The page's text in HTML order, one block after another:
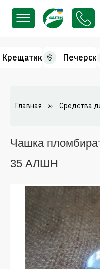
Крещатик Печерск
Главная Средства
Чашка
35 АЛШН